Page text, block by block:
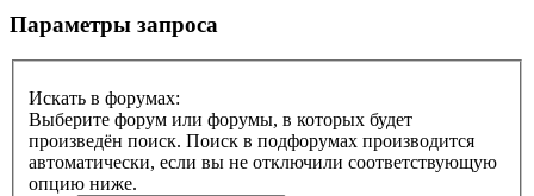
Параметры запроса
Искать в форумах:
Выберите форум или форумы, в которых будет
произведён поиск. Поиск в подфорумах производится
автоматически, если вы не отключили соответствующую
опцию ниже.